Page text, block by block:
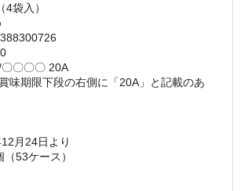
袋入）
〇 20A
下段の右側に「20A」と記載のあ
月24日より
53ケース）